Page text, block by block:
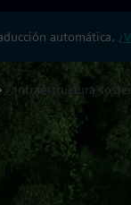
automática.
Infraestructura